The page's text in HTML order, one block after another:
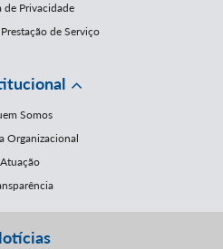
de Privacidade
de Serviço
Somos
Organizacional
Atuação